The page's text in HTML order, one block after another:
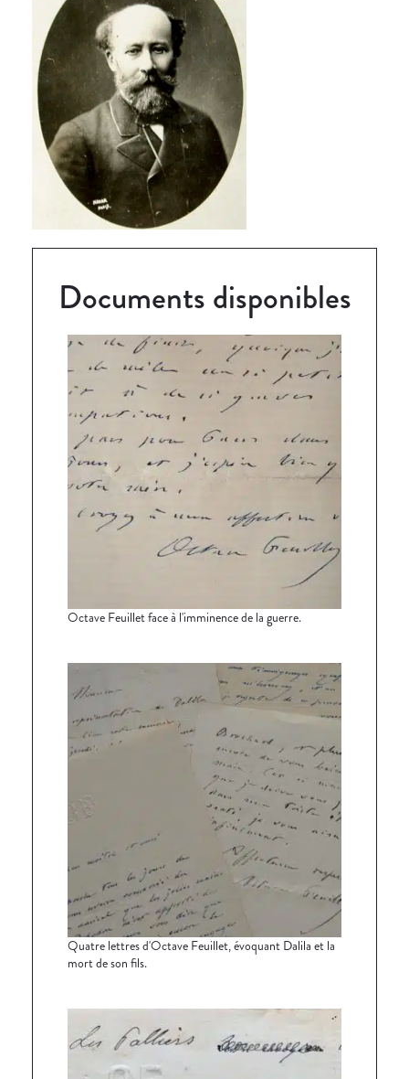
Documents disponibles
Octave Feuillet face à l'imminence de la guerre.
Quatre lettres d'Octave Feuillet, évoquant Dalila et la
mort de son fils.